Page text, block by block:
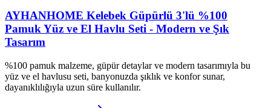
AYHANHOME Kelebek Güpürlü 3'lü %100
Pamuk Yüz ve El Havlu Seti - Modern ve Şık
Tasarım
%100 pamuk malzeme, güpür detaylar ve modern tasarımıyla bu
yüz ve el havlusu seti, banyonuzda şıklık ve konfor sunar,
dayanıklılığıyla uzun süre kullanılır.